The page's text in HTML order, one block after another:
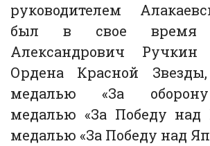
руководителем
был в свое время
Александрович
Ордена Красной
медалью «За оборону
медалью «За Победу над
медалью «За Победу над